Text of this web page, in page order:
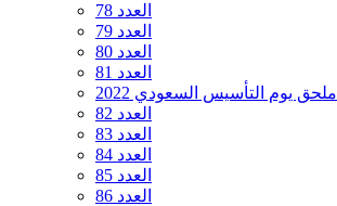
العدد 78
العدد 79
العدد 80
العدد 81
ملحق يوم التأسيس السعودي 2022
العدد 82
العدد 83
العدد 84
العدد 85
العدد 86